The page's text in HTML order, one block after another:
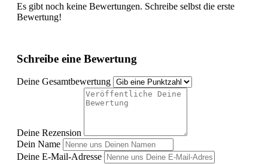
Es gibt noch keine Bewertungen. Schreibe selbst die erste
Bewertung!
Schreibe eine Bewertung
Deine Gesamtbewertung
Deine Rezension
Dein Name
Deine E-Mail-Adresse